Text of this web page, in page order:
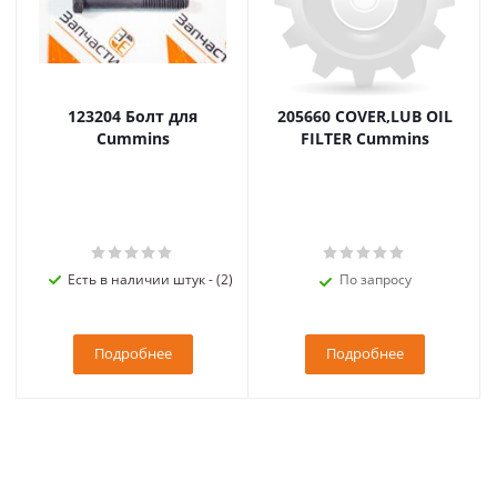
123204 Болт для
Cummins
Есть в наличии штук - (2)
Подробнее
205660 COVER,LUB OIL
FILTER Cummins
По запросу
Подробнее